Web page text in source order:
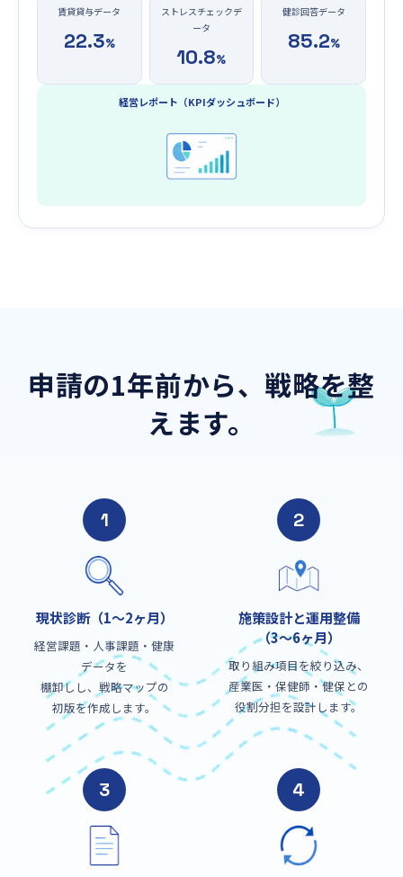
賃貸貸与データ
22.3%
ストレスチェックデ
ータ
10.8%
健診回答データ
85.2%
経営レポート（KPIダッシュボード）
申請の1年前から、戦略を整
えます。
1
現状診断（1〜2ヶ月）
経営課題・人事課題・健康
データを
棚卸しし、戦略マップの
初版を作成します。
2
施策設計と運用整備
（3〜6ヶ月）
取り組み項目を絞り込み、
産業医・保健師・健保との
役割分担を設計します。
3 4